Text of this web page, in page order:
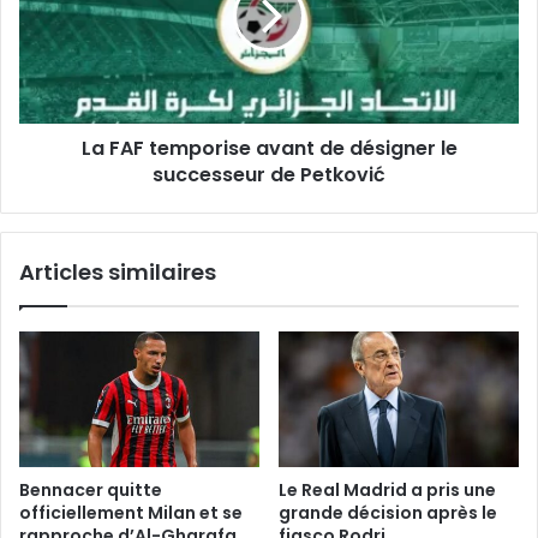
de
désigner
le
successeur
de
La FAF temporise avant de désigner le
successeur de Petković
Articles similaires
Bennacer quitte
officiellement Milan et se
Le Real Madrid a pris une
grande décision après le